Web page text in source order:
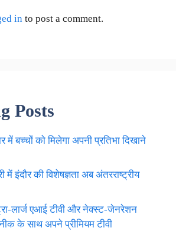
in to post a comment.
Posts
में बच्चों को मिलेगा अपनी प्रतिभा दिखाने
में इंदौर की विशेषज्ञता अब अंतरराष्ट्रीय
लार्ज एआई टीवी और नेक्स्ट-जेनरेशन
के साथ अपने प्रीमियम टीवी